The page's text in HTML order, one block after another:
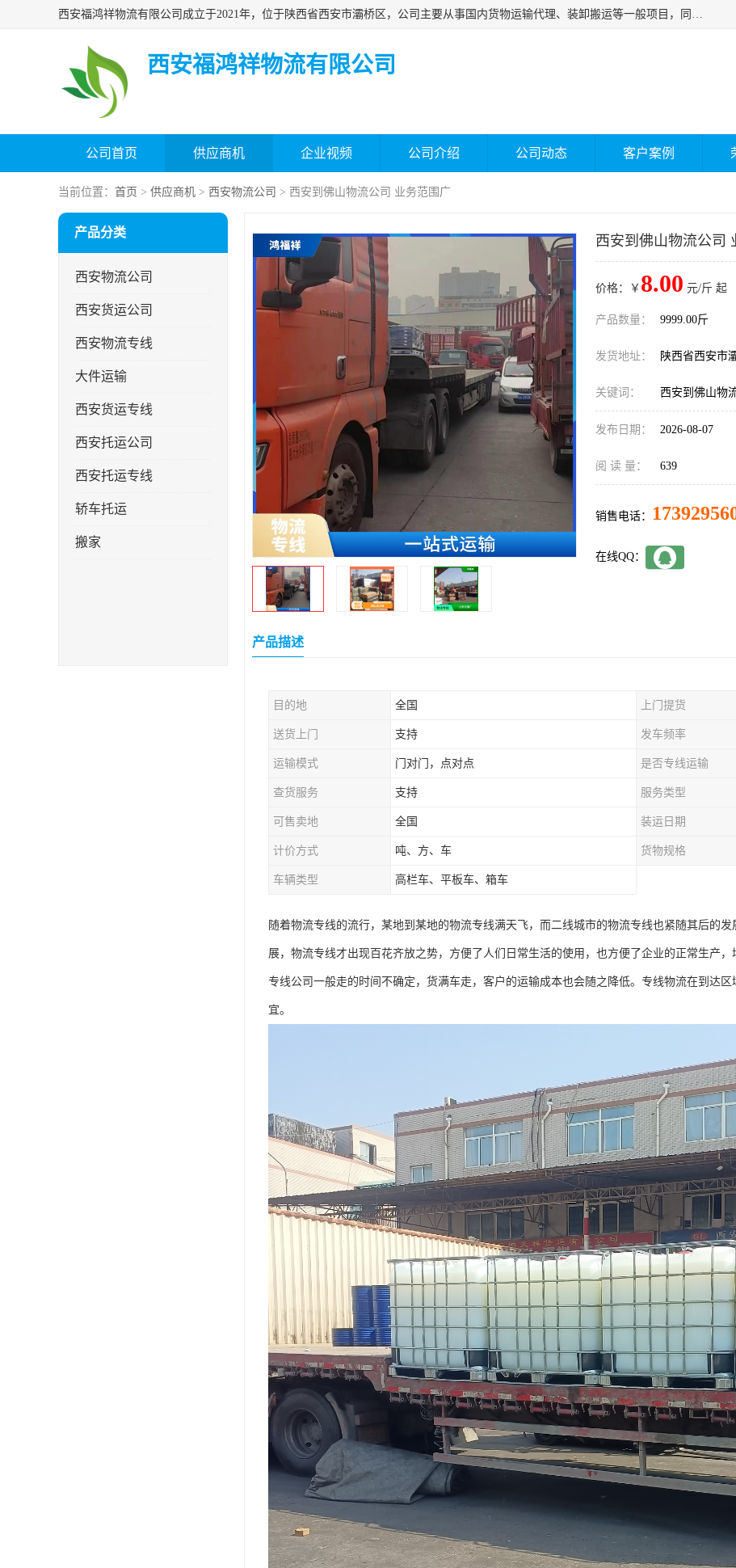
西安福鸿祥物流有限公司成立于2021年，位于陕西省西安市灞桥区，公司主要从事国内货物运输代理、装卸搬运等一般项目，同时具备道路货物运输（不含危险货物）的许可资质。凭借专业的物流服务和*的运输能力，公司致力于为客户提供安全、可靠的物流解决方案，满足多样化的运输需求，助力企业*运营。
西安福鸿祥物流有限公司
公司首页 供应商机 企业视频 公司介绍 公司动态 客户案例
当前位置： 首页 > 供应商机 > 西安物流公司 > 西安到佛山物流公司 业务范围广
产品分类
西安物流公司
西安货运公司
西安物流专线
大件运输
西安货运专线
西安托运公司
西安托运专线
轿车托运
搬家
西安到佛山物流公司
价格：￥ 8.00 元/斤 起
产品数量： 9999.00斤
发货地址： 陕西省西安市
关键词： 西安到佛山物
发布日期： 2026-08-07
阅 读 量： 639
销售电话：
在线QQ：
产品描述
目的地 全国 上门提货
送货上门 支持 发车频率
运输模式 门对门，点对点 是否专线运输
查货服务 支持 服务类型
可售卖地 全国 装运日期
计价方式 吨、方、车 货物规格
车辆类型 高栏车、平板车、箱车
随着物流专线的流行，某地到某地的物流专线满天飞，而二线城市的物流专线也紧随其后的
展，物流专线才出现百花齐放之势，方便了人们日常生活的使用，也方便了企业的正常生产，
专线公司一般走的时间不确定，货满车走，客户的运输成本也会随之降低。专线物流在到达
宜。